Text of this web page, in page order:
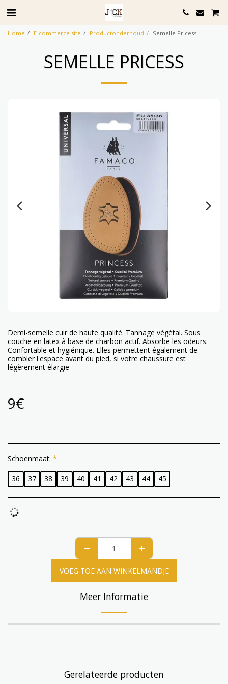
Home E-commerce site Productonderhoud Semelle Pricess
SEMELLE PRICESS
Demi-semelle cuir de haute qualité. Tannage végétal. Sous
couche en latex à base de charbon actif. Absorbe les odeurs.
Confortable et hygiénique. Elles permettent également de
combler l'espace avant du pied, si votre chaussure est
légèrement élargie
9€
Schoenmaat: *
36 37 38 39 40 41 42 43 44 45
VOEG TOE AAN WINKELMANDJE
Meer Informatie
Gerelateerde producten